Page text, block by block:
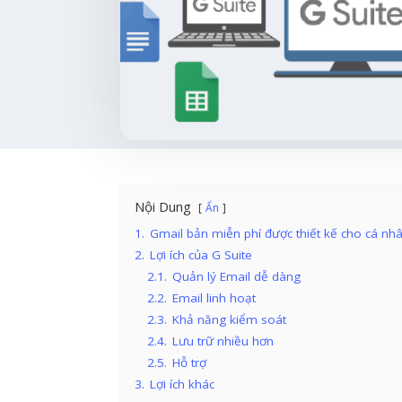
Nội Dung Ẩn
1. Gmail bản miễn phí được thiết kế cho cá
2. Lợi ích của G Suite
2.1. Quản lý Email dễ dàng
2.2. Email linh hoạt
2.3. Khả năng kiểm soát
2.4. Lưu trữ nhiều hơn
2.5. Hỗ trợ
3. Lợi ích khác